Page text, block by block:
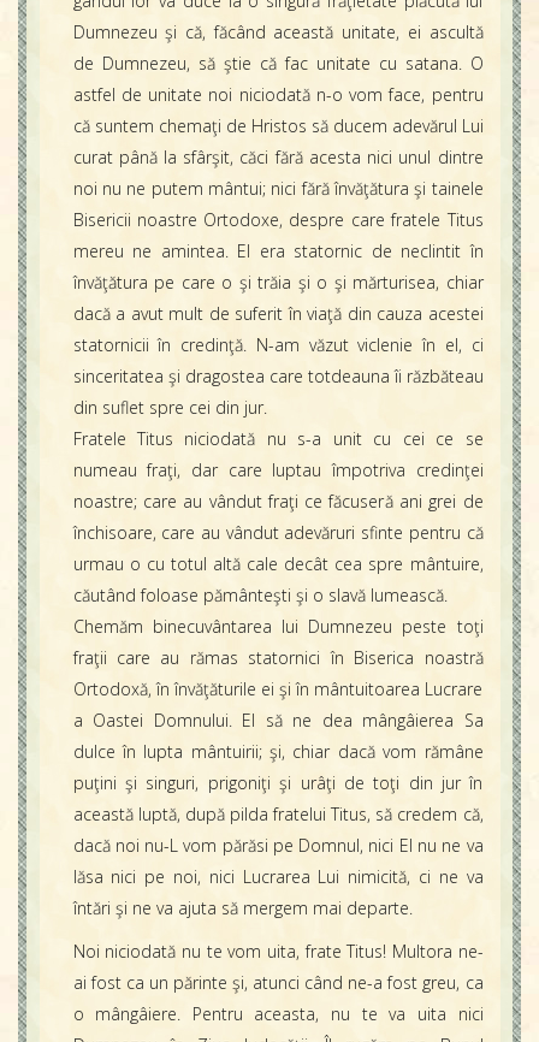
Dumnezeu şi că, făcând această unitate, ei ascultă
de Dumnezeu, să ştie că fac unitate cu satana. O
astfel de unitate noi niciodată n-o vom face, pentru
că suntem chemaţi de Hristos să ducem adevărul Lui
curat până la sfârşit, căci fără acesta nici unul dintre
noi nu ne putem mântui; nici fără învăţătura şi tainele
Bisericii noastre Ortodoxe, despre care fratele Titus
mereu ne amintea. El era statornic de neclintit în
învăţătura pe care o şi trăia şi o şi mărturisea, chiar
dacă a avut mult de suferit în viaţă din cauza acestei
statornicii în credinţă. N-am văzut viclenie în el, ci
sinceritatea şi dragostea care totdeauna îi răzbăteau
din suflet spre cei din jur.
Fratele Titus niciodată nu s-a unit cu cei ce se
numeau fraţi, dar care luptau împotriva credinţei
noastre; care au vândut fraţi ce făcuseră ani grei de
închisoare, care au vândut adevăruri sfinte pentru că
urmau o cu totul altă cale decât cea spre mântuire,
căutând foloase pământeşti şi o slavă lumească.
Chemăm binecuvântarea lui Dumnezeu peste toţi
fraţii care au rămas statornici în Biserica noastră
Ortodoxă, în învăţăturile ei şi în mântuitoarea Lucrare
a Oastei Domnului. El să ne dea mângâierea Sa
dulce în lupta mântuirii; şi, chiar dacă vom rămâne
puţini şi singuri, prigoniţi şi urâţi de toţi din jur în
această luptă, după pilda fratelui Titus, să credem că,
dacă noi nu-L vom părăsi pe Domnul, nici El nu ne va
lăsa nici pe noi, nici Lucrarea Lui nimicită, ci ne va
întări şi ne va ajuta să mergem mai departe.
Noi niciodată nu te vom uita, frate Titus! Multora ne-
ai fost ca un părinte şi, atunci când ne-a fost greu, ca
o mângâiere. Pentru aceasta, nu te va uita nici